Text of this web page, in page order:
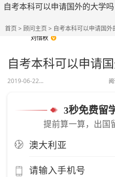
自考本科可以申请国外的大学吗
首页> 顾问主页> 自考本科可以申请国外
刘惜秋
自考本科可以申请
2019-06-22... 阅
3秒免费留
提前算一算，出国